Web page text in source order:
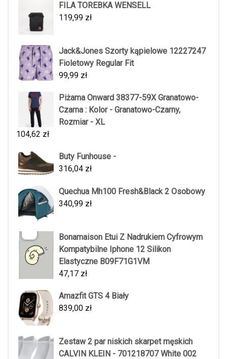
FILA TOREBKA WENSELL
119,99 zł
Jack&Jones Szorty kąpielowe 12227247
Fioletowy Regular Fit
99,99 zł
Piżama Onward 38377-59X Granatowo-
Czarna : Kolor - Granatowo-Czarny,
Rozmiar - XL
104,62 zł
Buty Funhouse -
316,04 zł
Quechua Mh100 Fresh&Black 2 Osobowy
340,99 zł
Bonamaison Etui Z Nadrukiem Cyfrowym
Kompatybilne Iphone 12 Silikon
Elastyczne B09F71G1VM
47,17 zł
Amazfit GTS 4 Biały
839,00 zł
Zestaw 2 par niskich skarpet męskich
CALVIN KLEIN - 701218707 White 002